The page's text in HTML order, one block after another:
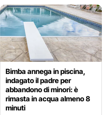
Bimba annega in piscina,
indagato il padre per
abbandono di minori: è
rimasta in acqua almeno 8
minuti